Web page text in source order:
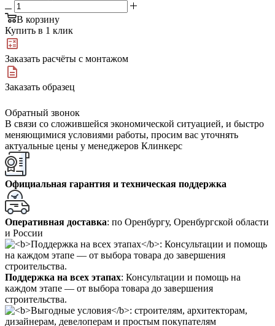
В корзину
Купить в 1 клик
Заказать расчёты с монтажом
Заказать образец
Обратный звонок
В связи со сложившейся экономической ситуацией, и быстро
меняющимися условиями работы, просим вас уточнять
актуальные цены у менеджеров Клинкерс
Официальная гарантия и техническая поддержка
Оперативная доставка: по Оренбургу, Оренбургской области
и России
Поддержка на всех этапах: Консультации и помощь на
каждом этапе — от выбора товара до завершения
строительства.